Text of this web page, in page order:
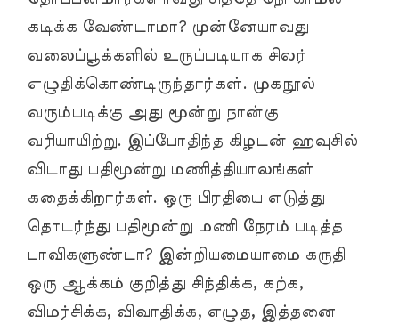
கடிக்க வேண்டாமா? முன்னேயாவது
வலைப்பூக்களில் உருப்படியாக சிலர்
எழுதிக்கொண்டிருந்தார்கள். முகநூல்
வரும்படிக்கு அது மூன்று நான்கு
வரியாயிற்று. இப்போதிந்த கிழடன் ஹவுசில்
விடாது பதிமூன்று மணித்தியாலங்கள்
கதைக்கிறார்கள். ஒரு பிரதியை எடுத்து
தொடர்ந்து பதிமூன்று மணி நேரம் படித்த
பாவிகளுண்டா? இன்றியமையாமை கருதி
ஒரு ஆக்கம் குறித்து சிந்திக்க, கற்க,
விமர்சிக்க, விவாதிக்க, எழுத, இத்தனை